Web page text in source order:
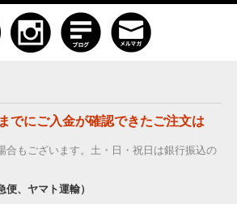
でにご入金が確認できたご注文は
合もございます。土・日・祝日は銀行振込の
、ヤマト運輸）